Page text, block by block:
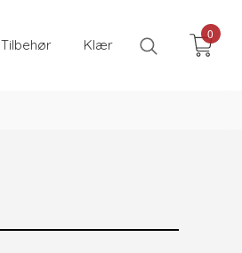
Tilbehør Klær
0